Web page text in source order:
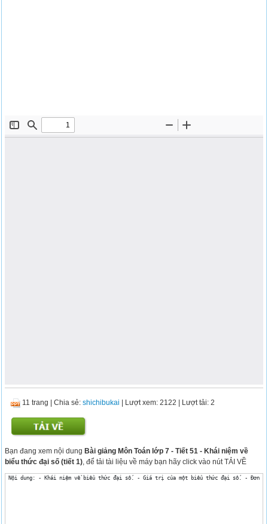
11 trang |Chia sẻ:shichibukai | Lượt xem: 2122 | Lượt tải: 2
Bạn đang xem nội dungBài giảng Môn Toán lớp 7 - Tiết 51 - Khái niệm về
biểu thức đại số (tiết 1) , để tải tài liệu về máy bạn hãy click vào nút TẢI VỀ
Nội dung: - Khái niệm về biểu thức đại số. - Giá trị của một biểu thức đại số. - Đơn